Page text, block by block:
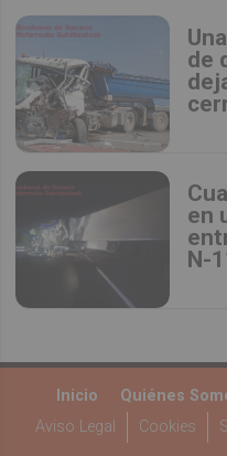
de
en
N-
Inicio Quiénes
Aviso Legal
Cookies